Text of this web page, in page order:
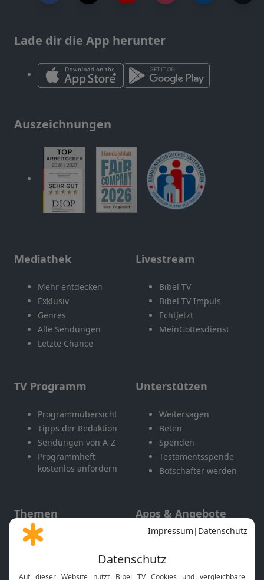
Lade dir die App herunter
Auszeichnungen
Mediathek
Mehr entdecken
Exklusiv
Genres
Alle Sendungen
Letzte Chance
Livestream
Bibel TV
Bibel TV Impuls
EchtJetzt
MeinGottesdienst
TV Programm
Programmübersicht
Tipps der Redaktion
Sendungen von A-Z
Programmheft
kostenlos anfordern
Unterstützen
Weitersagen
Beten
Spenden
Testamentsspende
Botschafter werden
Themen
Gott und Bibel erklärt
Apps & Angebote
Mobile App